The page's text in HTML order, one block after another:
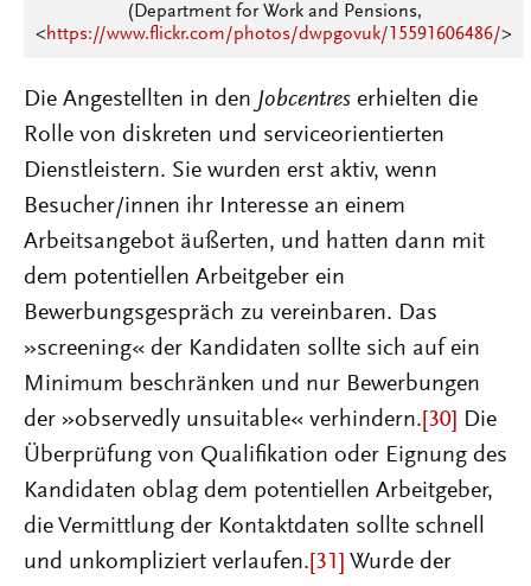
(Department for Work and Pensions,
<https://www.flickr.com/photos/dwpgovuk/15591606486/>
Die Angestellten in den Jobcentres erhielten die
Rolle von diskreten und serviceorientierten
Dienstleistern. Sie wurden erst aktiv, wenn
Besucher/innen ihr Interesse an einem
Arbeitsangebot äußerten, und hatten dann mit
dem potentiellen Arbeitgeber ein
Bewerbungsgespräch zu vereinbaren. Das
»screening« der Kandidaten sollte sich auf ein
Minimum beschränken und nur Bewerbungen
der »observedly unsuitable« verhindern. [30] Die
Überprüfung von Qualifikation oder Eignung des
Kandidaten oblag dem potentiellen Arbeitgeber,
die Vermittlung der Kontaktdaten sollte schnell
und unkompliziert verlaufen. [31] Wurde der